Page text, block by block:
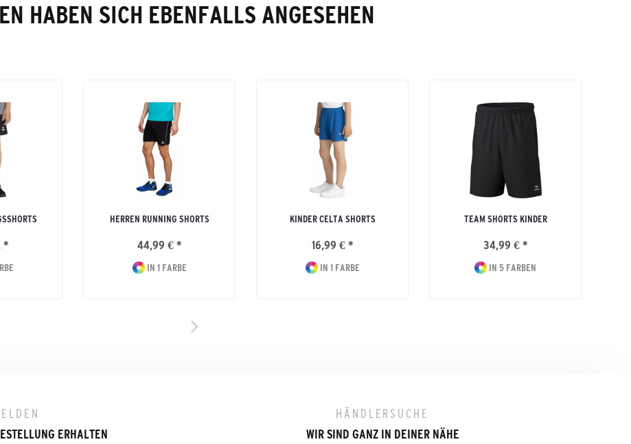
HABEN SICH EBENFALLS ANGESEHEN
*
HERREN RUNNING SHORTS
44,99 € *
IN 1 FARBE
KINDER CELTA SHORTS
16,99 € *
IN 1 FARBE
TEAM SHORTS KINDER
34,99 € *
IN 5 FARBEN
ERHALTEN
HÄNDLERSUCHE
WIR SIND GANZ IN DEINER NÄHE